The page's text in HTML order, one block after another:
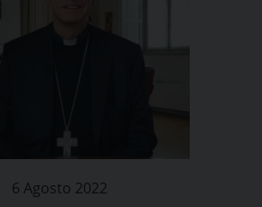
6 Agosto 2022